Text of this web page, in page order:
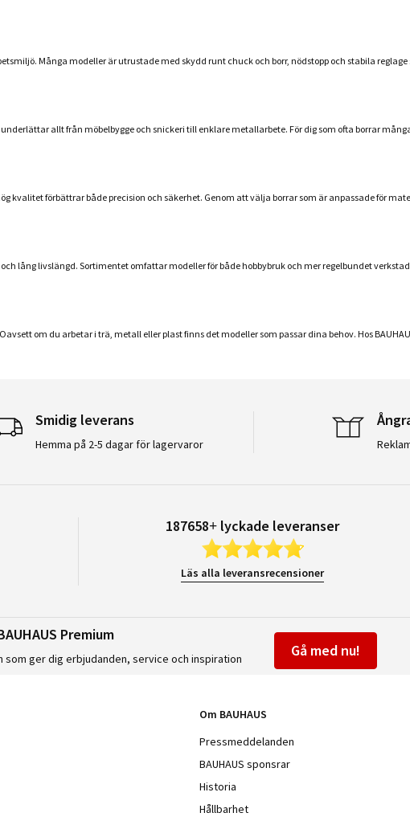
Många modeller är utrustade med skydd runt chuck och borr, nödstopp och stabila
allt från möbelbygge och snickeri till enklare metallarbete. För dig som ofta borrar
kvalitet förbättrar både precision och säkerhet. Genom att välja borrar som är anpassade för
lång livslängd. Sortimentet omfattar modeller för både hobbybruk och mer regelbundet
om du arbetar i trä, metall eller plast finns det modeller som passar dina behov. Hos
Smidig leverans
Hemma på 2-5 dagar för lagervaror
187658+ lyckade leveranser
Läs alla leveransrecensioner
Premium
som ger dig erbjudanden, service och inspiration Gå med nu!
Om BAUHAUS
Pressmeddelanden
BAUHAUS sponsrar
Historia
Hållbarhet